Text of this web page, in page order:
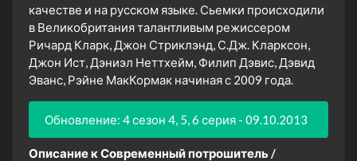
качестве и на русском языке. Сьемки происходили
в Великобритания талантливым режиссером
Ричард Кларк, Джон Стриклэнд, С.Дж. Кларксон,
Джон Ист, Дэниэл Неттхейм, Филип Дэвис, Дэвид
Эванс, Рэйне МакКормак начиная с 2009 года.
Обновление: 4 сезон 4, 5, 6 серия - 09.10.2013
Описание к Современный потрошитель /